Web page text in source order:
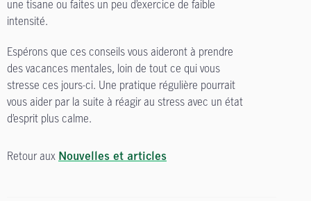
une tisane ou faites un peu d’exercice de faible
intensité.
Espérons que ces conseils vous aideront à prendre
des vacances mentales, loin de tout ce qui vous
stresse ces jours-ci. Une pratique régulière pourrait
vous aider par la suite à réagir au stress avec un état
d’esprit plus calme.
Retour aux Nouvelles et articles